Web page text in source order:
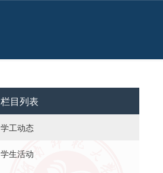
栏目列表
学工动态
学生活动